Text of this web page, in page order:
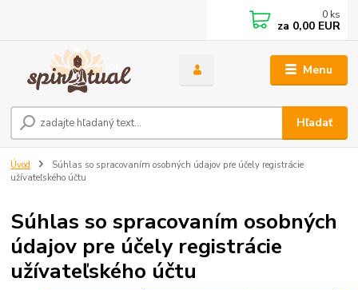
Menu
Hľadať
0 ks
za 0,00 EUR
Úvod
Súhlas so spracovaním osobných údajov pre účely registrácie
užívateľského účtu
Súhlas so spracovaním osobných
údajov pre účely registrácie
užívateľského účtu